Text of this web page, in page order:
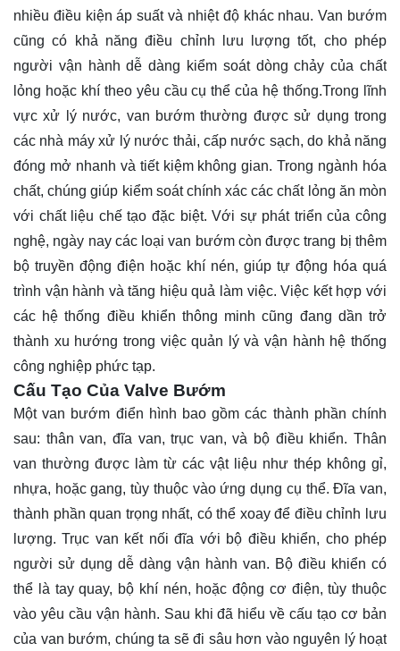
nhiều điều kiện áp suất và nhiệt độ khác nhau. Van bướm
cũng có khả năng điều chỉnh lưu lượng tốt, cho phép
người vận hành dễ dàng kiểm soát dòng chảy của chất
lỏng hoặc khí theo yêu cầu cụ thể của hệ thống.Trong lĩnh
vực xử lý nước, van bướm thường được sử dụng trong
các nhà máy xử lý nước thải, cấp nước sạch, do khả năng
đóng mở nhanh và tiết kiệm không gian. Trong ngành hóa
chất, chúng giúp kiểm soát chính xác các chất lỏng ăn mòn
với chất liệu chế tạo đặc biệt. Với sự phát triển của công
nghệ, ngày nay các loại van bướm còn được trang bị thêm
bộ truyền động điện hoặc khí nén, giúp tự động hóa quá
trình vận hành và tăng hiệu quả làm việc. Việc kết hợp với
các hệ thống điều khiển thông minh cũng đang dần trở
thành xu hướng trong việc quản lý và vận hành hệ thống
công nghiệp phức tạp.
Cấu Tạo Của Valve Bướm
Một van bướm điển hình bao gồm các thành phần chính
sau: thân van, đĩa van, trục van, và bộ điều khiển. Thân
van thường được làm từ các vật liệu như thép không gỉ,
nhựa, hoặc gang, tùy thuộc vào ứng dụng cụ thể. Đĩa van,
thành phần quan trọng nhất, có thể xoay để điều chỉnh lưu
lượng. Trục van kết nối đĩa với bộ điều khiển, cho phép
người sử dụng dễ dàng vận hành van. Bộ điều khiển có
thể là tay quay, bộ khí nén, hoặc động cơ điện, tùy thuộc
vào yêu cầu vận hành. Sau khi đã hiểu về cấu tạo cơ bản
của van bướm, chúng ta sẽ đi sâu hơn vào nguyên lý hoạt